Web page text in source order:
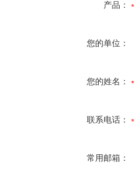
产品：
您的单位：
您的姓名：
联系电话：
常用邮箱：